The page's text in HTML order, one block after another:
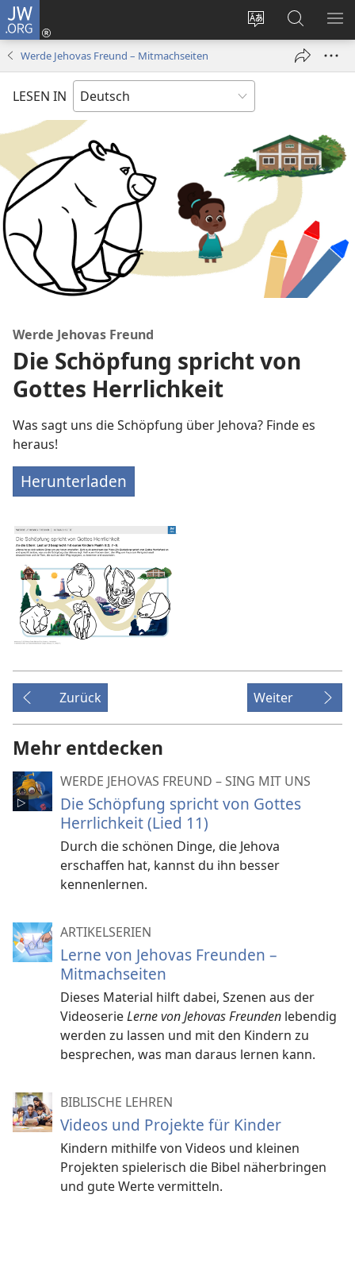
JW.ORG
Websitesprache
ändern
Anmelden
(öffnet
Suche
Werde Jehovas Freund – Mitmachseiten
LESEN IN
Werde Jehovas Freund
Die Schöpfung spricht von
Gottes Herrlichkeit
Was sagt uns die Schöpfung über Jehova? Finde es
heraus!
Herunterladen
Zurück Weiter
Mehr entdecken
WERDE JEHOVAS FREUND – SING MIT UNS
Die Schöpfung spricht von Gottes
Herrlichkeit (Lied 11)
Durch die schönen Dinge, die Jehova
erschaffen hat, kannst du ihn besser
kennenlernen.
ARTIKELSERIEN
Lerne von Jehovas Freunden –
Mitmachseiten
Dieses Material hilft dabei, Szenen aus der
VideoserieLerne von Jehovas Freunden lebendig
werden zu lassen und mit den Kindern zu
besprechen, was man daraus lernen kann.
BIBLISCHE LEHREN
Videos und Projekte für Kinder
Kindern mithilfe von Videos und kleinen
Projekten spielerisch die Bibel näherbringen
und gute Werte vermitteln.